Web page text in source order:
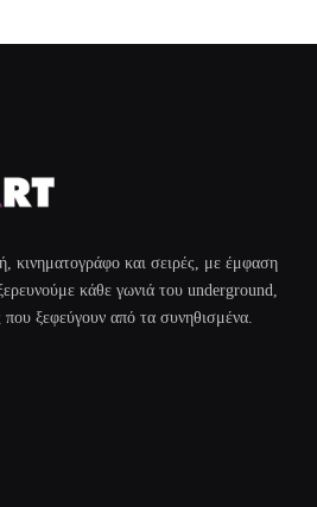
κινηματογράφο και σειρές, με έμφαση
κάθε γωνιά του underground,
που ξεφεύγουν από τα συνηθισμένα.